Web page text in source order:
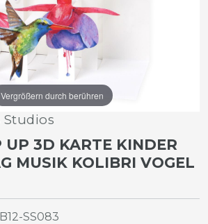
Vergrößern durch berühren
Studios
UP 3D KARTE KINDER
MUSIK KOLIBRI VOGEL
B12-SS083